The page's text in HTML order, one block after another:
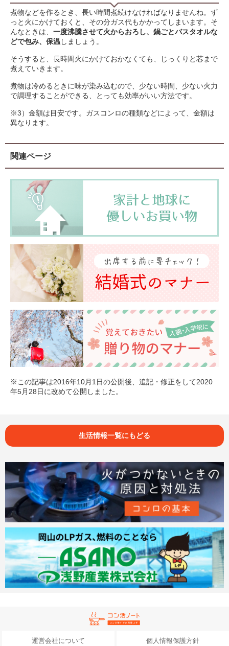
煮物などを作るとき、長い時間煮続けなければなりませんね。ず
っと火にかけておくと、その分ガス代もかかってしまいます。そ
んなときは、 一度沸騰させて火からおろし、鍋ごとバスタオルな
どで包み、保温しましょう。
そうすると、長時間火にかけておかなくても、じっくりと芯まで
煮えていきます。
煮物は冷めるときに味が染み込むので、少ない時間、少ない火力
で調理することができる、とっても効率がいい方法です。
※3）金額は目安です。ガスコンロの種類などによって、金額は
異なります。
関連ページ
※この記事は2016年10月1日の公開後、追記・修正をして2020
年5月28日に改めて公開しました。
生活情報一覧にもどる
運営会社について 個人情報保護方針